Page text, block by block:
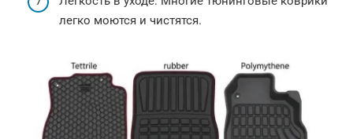
легко моются и чистятся.